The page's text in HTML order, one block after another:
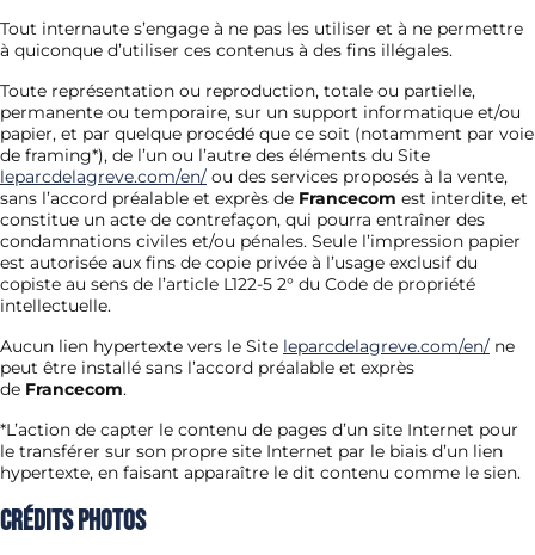
Tout internaute s’engage à ne pas les utiliser et à ne permettre
à quiconque d’utiliser ces contenus à des fins illégales.
Toute représentation ou reproduction, totale ou partielle,
permanente ou temporaire, sur un support informatique et/ou
papier, et par quelque procédé que ce soit (notamment par voie
de framing*), de l’un ou l’autre des éléments du Site
leparcdelagreve.com/en/ ou des services proposés à la vente,
sans l’accord préalable et exprès de Francecom est interdite, et
constitue un acte de contrefaçon, qui pourra entraîner des
condamnations civiles et/ou pénales. Seule l’impression papier
est autorisée aux fins de copie privée à l’usage exclusif du
copiste au sens de l’article L122-5 2° du Code de propriété
intellectuelle.
Aucun lien hypertexte vers le Site leparcdelagreve.com/en/ ne
peut être installé sans l’accord préalable et exprès
de Francecom.
*L’action de capter le contenu de pages d’un site Internet pour
le transférer sur son propre site Internet par le biais d’un lien
hypertexte, en faisant apparaître le dit contenu comme le sien.
Crédits photos